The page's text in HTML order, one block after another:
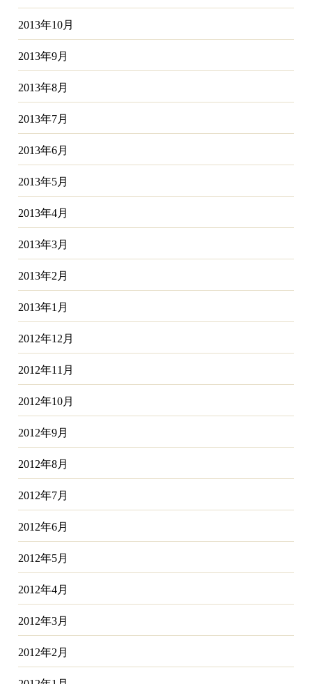
2013年10月
2013年9月
2013年8月
2013年7月
2013年6月
2013年5月
2013年4月
2013年3月
2013年2月
2013年1月
2012年12月
2012年11月
2012年10月
2012年9月
2012年8月
2012年7月
2012年6月
2012年5月
2012年4月
2012年3月
2012年2月